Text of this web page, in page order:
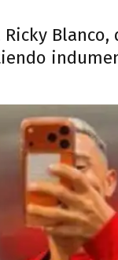
Blanco,